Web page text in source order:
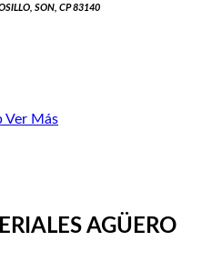
SON, CP 83140
Ver Más
AGÜERO